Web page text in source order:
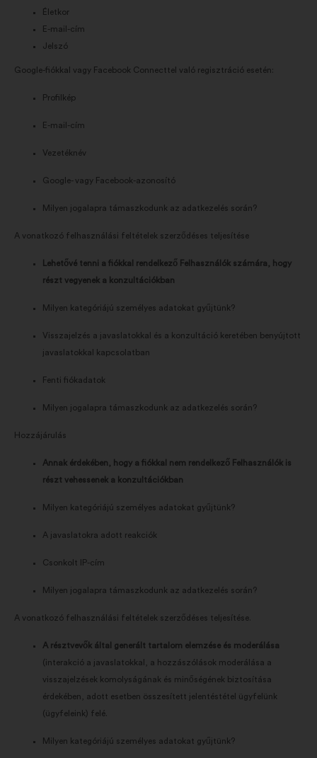
Életkor
E-mail-cím
Jelszó
Google-fiókkal vagy Facebook Connecttel való regisztráció esetén:
Profilkép
E-mail-cím
Vezetéknév
Google- vagy Facebook-azonosító
Milyen jogalapra támaszkodunk az adatkezelés során?
A vonatkozó felhasználási feltételek szerződéses teljesítése
Lehetővé tenni a fiókkal rendelkező Felhasználók számára, hogy
részt vegyenek a konzultációkban
Milyen kategóriájú személyes adatokat gyűjtünk?
Visszajelzés a javaslatokkal és a konzultáció keretében benyújtott
javaslatokkal kapcsolatban
Fenti fiókadatok
Milyen jogalapra támaszkodunk az adatkezelés során?
Hozzájárulás
Annak érdekében, hogy a fiókkal nem rendelkező Felhasználók is
részt vehessenek a konzultációkban
Milyen kategóriájú személyes adatokat gyűjtünk?
A javaslatokra adott reakciók
Csonkolt IP-cím
Milyen jogalapra támaszkodunk az adatkezelés során?
A vonatkozó felhasználási feltételek szerződéses teljesítése.
A résztvevők által generált tartalom elemzése és moderálása
(interakció a javaslatokkal, a hozzászólások moderálása a
visszajelzések komolyságának és minőségének biztosítása
érdekében, adott esetben összesített jelentéstétel ügyfelünk
(ügyfeleink) felé.
Milyen kategóriájú személyes adatokat gyűjtünk?